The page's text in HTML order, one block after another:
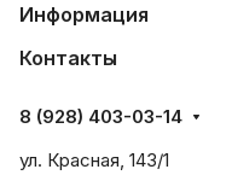
Информация
Контакты
8 (928) 403-03-14
ул. Красная, 143/1